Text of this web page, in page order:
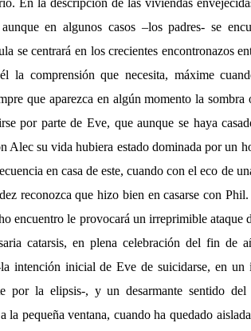
En la descripción de las viviendas
en algunos casos –los padres- se
se centrará en los crecientes encontronazos
la comprensión que necesita, máxime
que aparezca en algún momento la
por parte de Eve, que aunque se haya
Alec su vida hubiera estado dominada por un
en casa de este, cuando con el eco de
reconozca que hizo bien en casarse con
encuentro le provocará un irreprimible ataque
catarsis, en plena celebración del fin de
intención inicial de Eve de suicidarse, en un
por la elipsis-, y un desarmante sentido
la pequeña ventana, cuando ha quedado